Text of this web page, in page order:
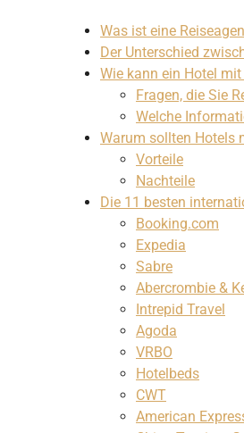
Was ist eine
Der Unterschied
Wie kann ein Hotel
Fragen, die Sie
Welche
Warum sollten Hotels
Vorteile
Nachteile
Die 11 besten
Booking.com
Expedia
Sabre
Abercrombie &
Intrepid Travel
Agoda
VRBO
Hotelbeds
CWT
American